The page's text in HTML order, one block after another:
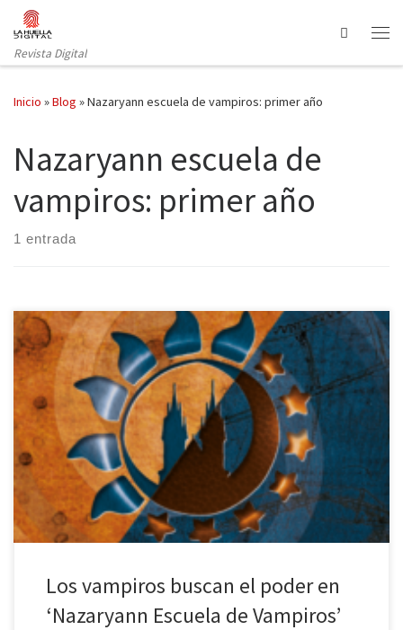
Saltar al contenido
Revista Digital
Search
Inicio »Blog »Nazaryann escuela de vampiros: primer año
Nazaryann escuela de
vampiros: primer año
1 entrada
Niña Lobo Editorial publica Nazaryann Escuela de Vampiros:
primer año de Laura Mars. Los vampiros han vuelto con fuerza a las
librerías. Si, como a mí, te apasionan estos seres y su literatura, es
un buen momento para encontrar historias fantásticas. Por regla
general, se suele caer en las narraciones […]
Los vampiros buscan el poder en
‘Nazaryann Escuela de Vampiros’